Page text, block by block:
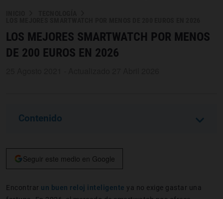
LOS MEJORES SMARTWATCH POR MENOS
DE 200 EUROS EN 2026
Contenido
Seguir este medio en Google
Encontrar un buen reloj inteligente ya no exige gastar una